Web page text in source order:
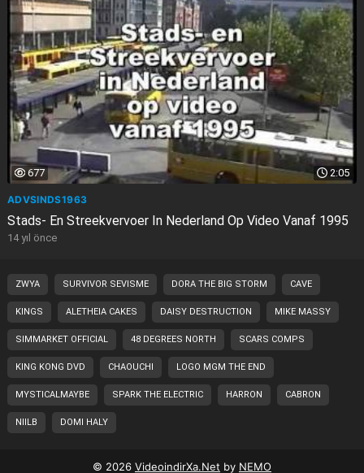
2:05
677
ADVSINDS1963
Stads- En Streekvervoer In Nederland Op Video Vanaf 1995
14 yıl önce
ZWYA SURVIVOR SEVISME DORA THE BIG STORM CAVE
KINGS ALETHEIA CAKES DAISY DESTRUCTION MIKE MASSY
SIMMARKET OFFICIAL 48 DEGREES NORTH SCARS COMPS
KING KONG DVD CHAOUCHI LOGO MGM THE END
MYSTICALMAYBE SPARK THE ELECTRIC HARRON CABRON
NIILB DOMI HALY
© 2026 VideoindirXa.Net by NEMO